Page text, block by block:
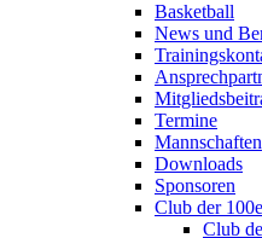
Basketball
News und
Termine
Mannschaften
Downloads
Sponsoren
Club der
Club